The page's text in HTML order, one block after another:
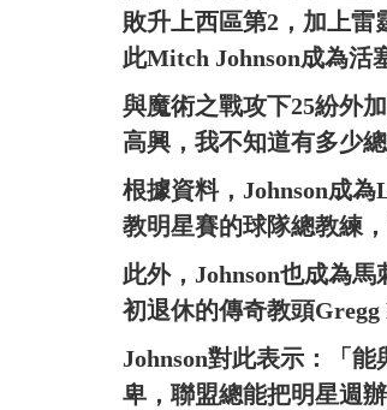
敗升上西區第2，加上雷
此Mitch Johnson成為活
與魔術之戰攻下25紛外
高興，我不知道有多少
根據資料，Johnson成
教明星賽的球隊總教練
此外，Johnson也成為
初退休的傳奇教頭Gregg
Johnson對此表示：「
卑，聯盟總能把明星週